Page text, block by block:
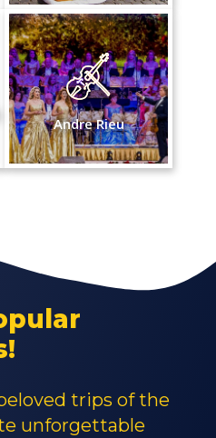
Andre Rieu
trips of the
unforgettable